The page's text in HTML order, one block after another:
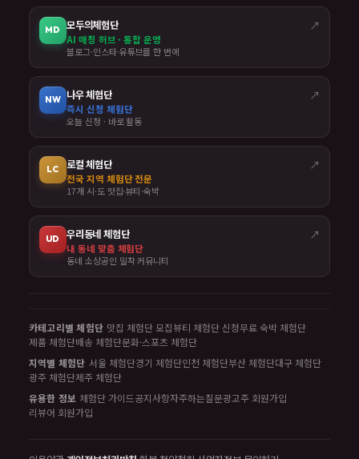
MD 모두의체험단 ↗
AI 매칭 허브 · 통합 운영
블로그·인스타·유튜브를 한 번에
NW 나우 체험단 ↗
즉시 신청 체험단
오늘 신청 · 바로 활동
LC 로컬 체험단 ↗
전국 지역 체험단 전문
17개 시·도 맛집·뷰티·숙박
UD 우리동네 체험단 ↗
내 동네 맞춤 체험단
동네 소상공인 밀착 커뮤니티
카테고리별 체험단 맛집 체험단 모집뷰티 체험단 신청무료 숙박 체험단
제품 체험단배송 체험단문화·스포츠 체험단
지역별 체험단 서울 체험단경기 체험단인천 체험단부산 체험단대구 체험단
광주 체험단제주 체험단
유용한 정보 체험단 가이드공지사항자주하는질문광고주 회원가입
리뷰어 회원가입